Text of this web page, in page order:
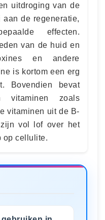
uitdroging van de
de regeneratie,
effecten.
van de huid en
en andere
is kortom een erg
Bovendien bevat
vitaminen zoals
vitaminen uit de B-
vol lof over het
op cellulite.